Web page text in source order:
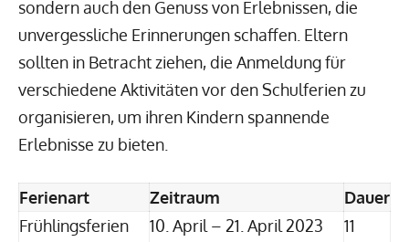
sondern auch den Genuss von Erlebnissen, die
unvergessliche Erinnerungen schaffen. Eltern
sollten in Betracht ziehen, die Anmeldung für
verschiedene Aktivitäten vor den Schulferien zu
organisieren, um ihren Kindern spannende
Erlebnisse zu bieten.
Ferienart Zeitraum
Dauer
Frühlingsferien
10. April – 21. April 2023
11